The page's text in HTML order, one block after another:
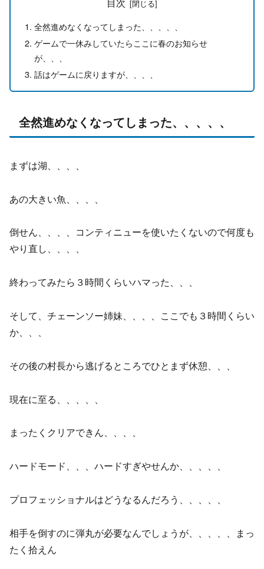
目次
全然進めなくなってしまった、、、、、
ゲームで一休みしていたらここに春のお知らせ
が、、、
話はゲームに戻りますが、、、、
全然進めなくなってしまった、、、、、
まずは湖、、、、
あの大きい魚、、、、
倒せん、、、、コンティニューを使いたくないので何度も
やり直し、、、、
終わってみたら３時間くらいハマった、、、
そして、チェーンソー姉妹、、、、ここでも３時間くらい
か、、、
その後の村長から逃げるところでひとまず休憩、、、
現在に至る、、、、、
まったくクリアできん、、、、
ハードモード、、、ハードすぎやせんか、、、、、
プロフェッショナルはどうなるんだろう、、、、、
相手を倒すのに弾丸が必要なんでしょうが、、、、、まっ
たく拾えん